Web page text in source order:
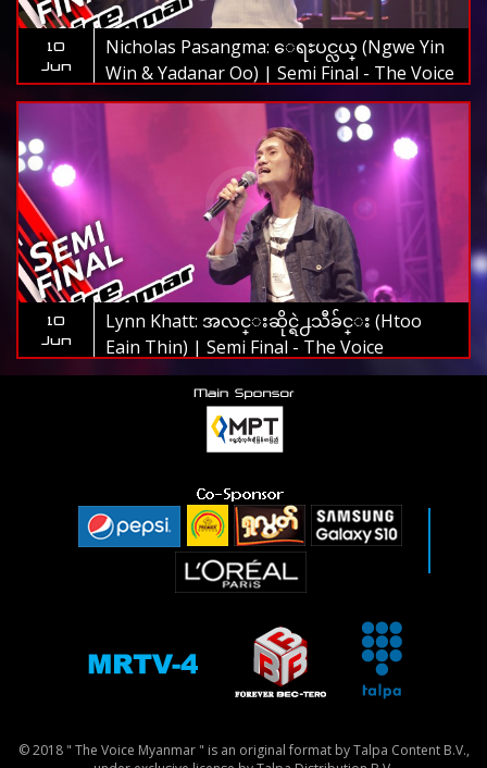
10
Jun
Nicholas Pasangma: ေရႊပင္လယ္ (Ngwe Yin
Win & Yadanar Oo) | Semi Final - The Voice
Myanmar 2019
10
Jun
Lynn Khatt: အလင္းဆိုင္ရဲ႕သီခ်င္း (Htoo
Eain Thin) | Semi Final - The Voice
Myanmar 2019
© 2018 " The Voice Myanmar " is an original format by Talpa Content B.V.,